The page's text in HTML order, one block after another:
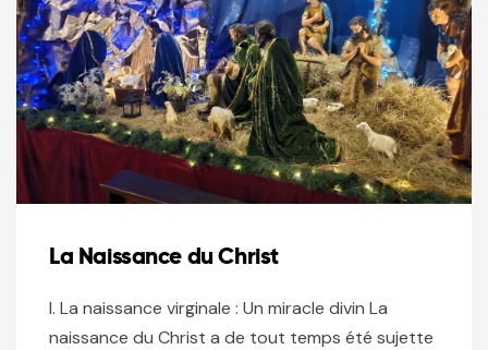
La Naissance du Christ
I. La naissance virginale : Un miracle divin La
naissance du Christ a de tout temps été sujette